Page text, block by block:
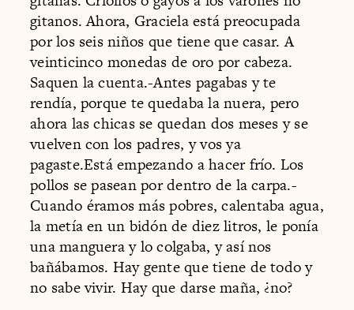
gitanos. Ahora, Graciela está preocupada
por los seis niños que tiene que casar. A
veinticinco monedas de oro por cabeza.
Saquen la cuenta.-Antes pagabas y te
rendía, porque te quedaba la nuera, pero
ahora las chicas se quedan dos meses y se
vuelven con los padres, y vos ya
pagaste.Está empezando a hacer frío. Los
pollos se pasean por dentro de la carpa.-
Cuando éramos más pobres, calentaba agua,
la metía en un bidón de diez litros, le ponía
una manguera y lo colgaba, y así nos
bañábamos. Hay gente que tiene de todo y
no sabe vivir. Hay que darse maña, ¿no?